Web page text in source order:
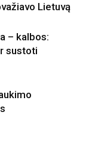
Lietuvą
– kalbos:
sustoti